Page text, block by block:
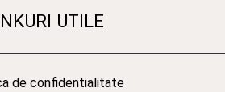
UTILE
de confidentialitate